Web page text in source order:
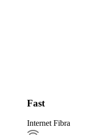
Fast
Internet Fibra